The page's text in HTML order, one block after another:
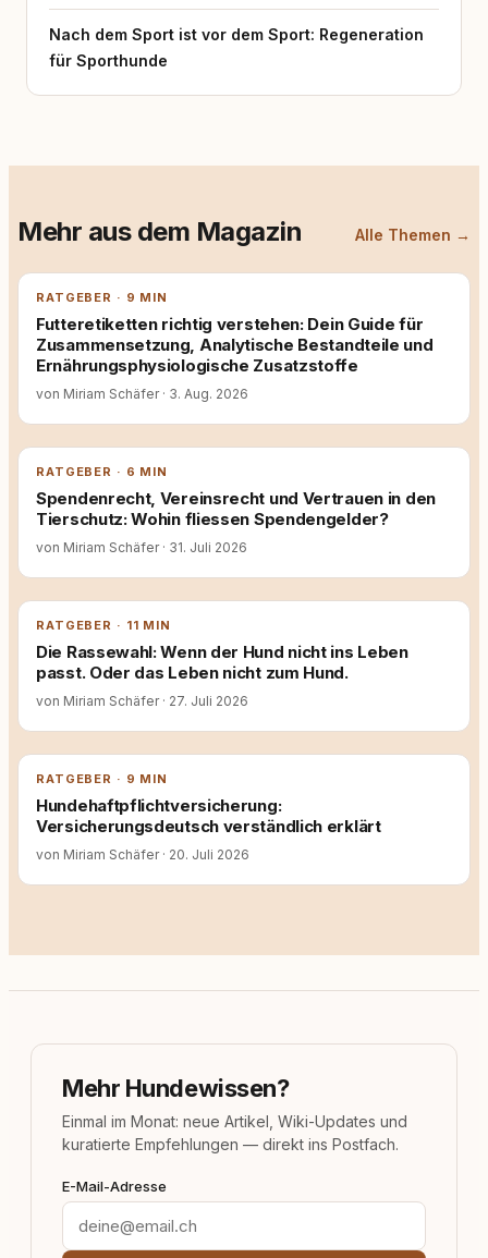
Nach dem Sport ist vor dem Sport: Regeneration
für Sporthunde
Mehr aus dem Magazin Alle Themen →
RATGEBER · 9 MIN
Futteretiketten richtig verstehen: Dein Guide für
Zusammensetzung, Analytische Bestandteile und
Ernährungsphysiologische Zusatzstoffe
von Miriam Schäfer · 3. Aug. 2026
RATGEBER · 6 MIN
Spendenrecht, Vereinsrecht und Vertrauen in den
Tierschutz: Wohin fliessen Spendengelder?
von Miriam Schäfer · 31. Juli 2026
RATGEBER · 11 MIN
Die Rassewahl: Wenn der Hund nicht ins Leben
passt. Oder das Leben nicht zum Hund.
von Miriam Schäfer · 27. Juli 2026
RATGEBER · 9 MIN
Hundehaftpflichtversicherung:
Versicherungsdeutsch verständlich erklärt
von Miriam Schäfer · 20. Juli 2026
Mehr Hundewissen?
Einmal im Monat: neue Artikel, Wiki-Updates und
kuratierte Empfehlungen — direkt ins Postfach.
E-Mail-Adresse